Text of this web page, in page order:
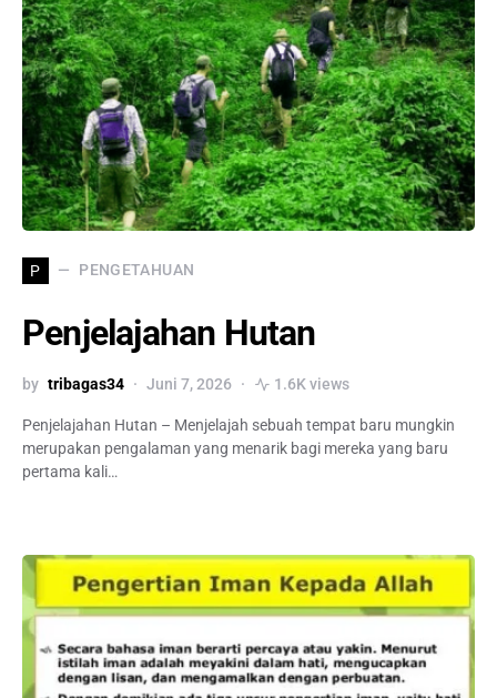
P PENGETAHUAN
Penjelajahan Hutan
by tribagas34 Juni 7, 2026 1.6K views
Penjelajahan Hutan – Menjelajah sebuah tempat baru mungkin
merupakan pengalaman yang menarik bagi mereka yang baru
pertama kali…